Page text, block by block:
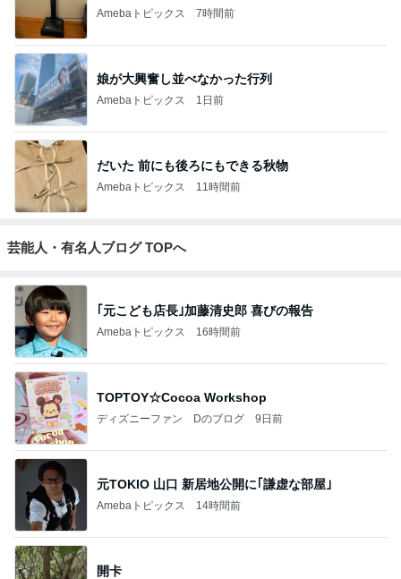
Amebaトピックス 7時間前
娘が大興奮し並べなかった行列
Amebaトピックス 1日前
だいた 前にも後ろにもできる秋物
Amebaトピックス 11時間前
芸能人・有名人ブログ TOPへ
｢元こども店長｣加藤清史郎 喜びの報告
Amebaトピックス 16時間前
TOPTOY☆Cocoa Workshop
ディズニーファン Dのブログ 9日前
元TOKIO 山口 新居地公開に｢謙虚な部屋｣
Amebaトピックス 14時間前
開卡